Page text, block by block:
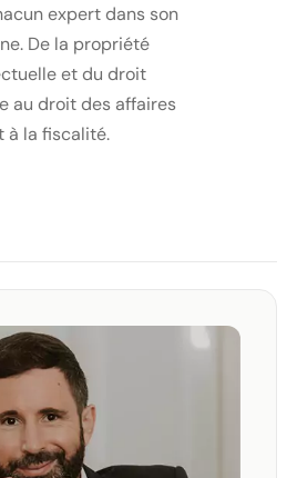
expert dans son
De la propriété
et du droit
au droit des affaires
à la fiscalité.